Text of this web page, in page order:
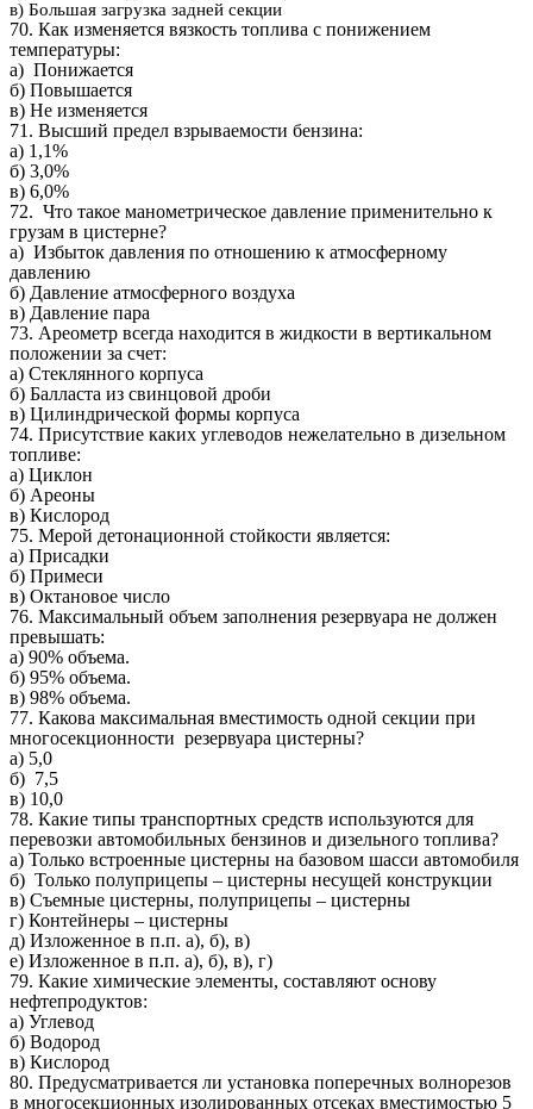
в) Большая загрузка задней секции
70. Как изменяется вязкость топлива с понижением
температуры:
а) Понижается
б) Повышается
в) Не изменяется
71. Высший предел взрываемости бензина:
а) 1,1%
б) 3,0%
в) 6,0%
72. Что такое манометрическое давление применительно к
грузам в цистерне?
а) Избыток давления по отношению к атмосферному
давлению
б) Давление атмосферного воздуха
в) Давление пара
73. Ареометр всегда находится в жидкости в вертикальном
положении за счет:
а) Стеклянного корпуса
б) Балласта из свинцовой дроби
в) Цилиндрической формы корпуса
74. Присутствие каких углеводов нежелательно в дизельном
топливе:
а) Циклон
б) Ареоны
в) Кислород
75. Мерой детонационной стойкости является:
а) Присадки
б) Примеси
в) Октановое число
76. Максимальный объем заполнения резервуара не должен
превышать:
а) 90% объема.
б) 95% объема.
в) 98% объема.
77. Какова максимальная вместимость одной секции при
многосекционности резервуара цистерны?
а) 5,0
б) 7,5
в) 10,0
78. Какие типы транспортных средств используются для
перевозки автомобильных бензинов и дизельного топлива?
а) Только встроенные цистерны на базовом шасси автомобиля
б) Только полуприцепы – цистерны несущей конструкции
в) Съемные цистерны, полуприцепы – цистерны
г) Контейнеры – цистерны
д) Изложенное в п.п. а), б), в)
е) Изложенное в п.п. а), б), в), г)
79. Какие химические элементы, составляют основу
нефтепродуктов:
а) Углевод
б) Водород
в) Кислород
80. Предусматривается ли установка поперечных волнорезов
в многосекционных изолированных отсеках вместимостью 5